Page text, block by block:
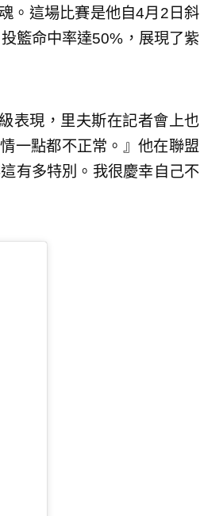
。這場比賽是他自4月2日斜
籃命中率達50%，展現了紫
表現，里夫斯在記者會上也
一點都不正常。』他在聯盟
有多特別。我很慶幸自己不